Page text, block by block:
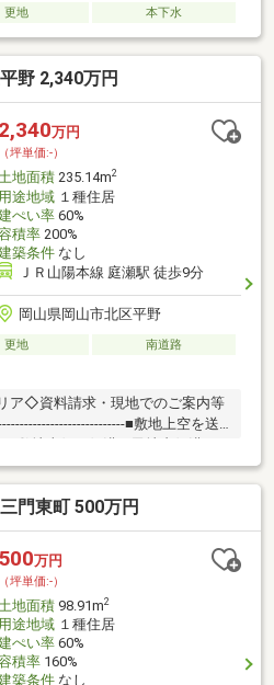
更地 本下水
野 2,340万円
2,340万円
（坪単価:-）
地面積235.14m2
用途地域１種住居
ぺい率60%
積率200%
築条件なし
ＪＲ山陽本線 庭瀬駅 徒歩9分
岡山県岡山市北区平野
更地
南道路
ア◇資料請求・現地でのご案内等
■敷地上空を送
敷地東側の側溝は民地内側溝の
門東町 500万円
500万円
（坪単価:-）
土地面積98.91m2
用途地域１種住居
ぺい率60%
積率160%
築条件なし